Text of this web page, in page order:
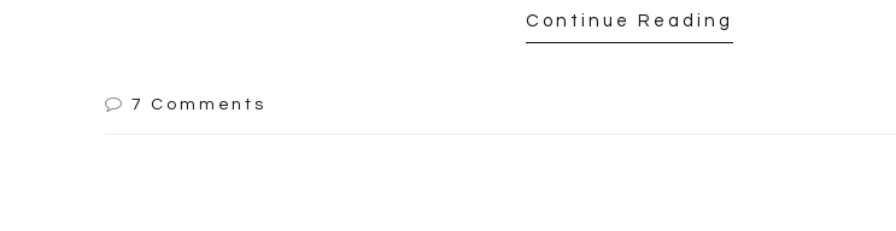
Continue Reading
7 Comments